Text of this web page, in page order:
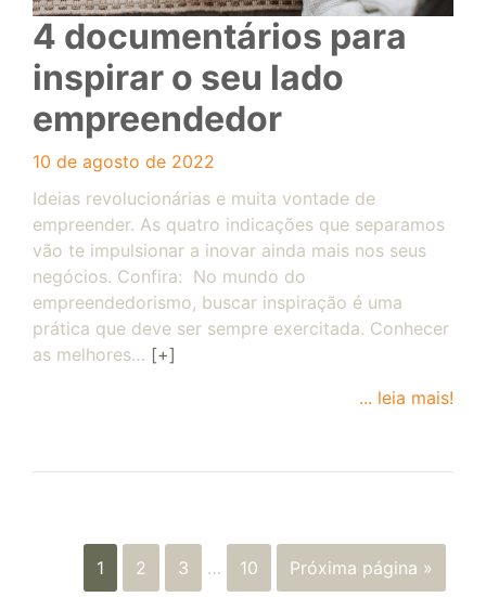
4 documentários para
inspirar o seu lado
empreendedor
10 de agosto de 2022
Ideias revolucionárias e muita vontade de
empreender. As quatro indicações que separamos
vão te impulsionar a inovar ainda mais nos seus
negócios. Confira: No mundo do
empreendedorismo, buscar inspiração é uma
prática que deve ser sempre exercitada. Conhecer
as melhores… [+]
... leia mais!
1 2 3 … 10 Próxima página »